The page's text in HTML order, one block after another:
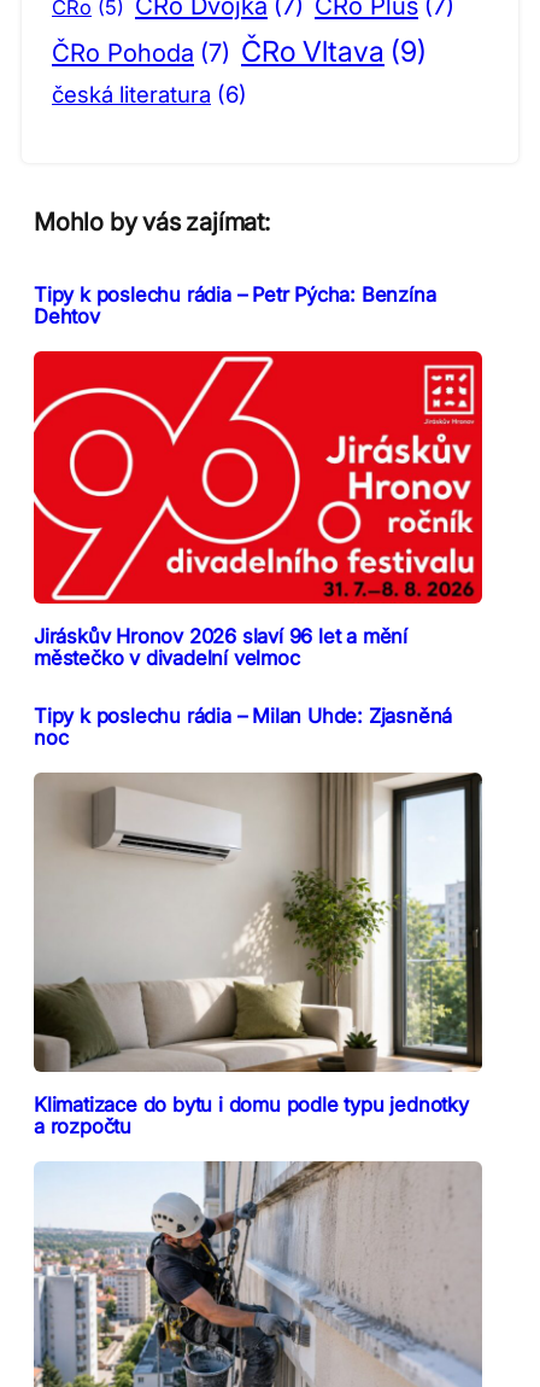
ČRo (5)
ČRo Pohoda (7) ČRo Vltava (9)
česká literatura (6)
Mohlo by vás zajímat:
Tipy k poslechu rádia – Petr Pýcha: Benzína
Dehtov
Jiráskův Hronov 2026 slaví 96 let a mění
městečko v divadelní velmoc
Tipy k poslechu rádia – Milan Uhde: Zjasněná
noc
Klimatizace do bytu i domu podle typu jednotky
a rozpočtu